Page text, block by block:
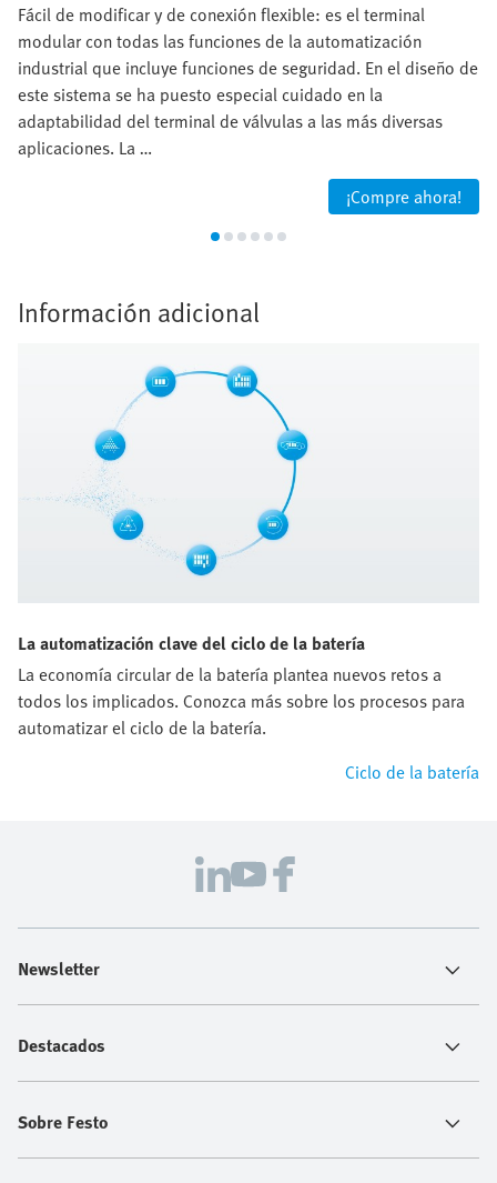
Fácil de modificar y de conexión flexible: es el terminal
modular con todas las funciones de la automatización
industrial que incluye funciones de seguridad. En el diseño de
este sistema se ha puesto especial cuidado en la
adaptabilidad del terminal de válvulas a las más diversas
aplicaciones. La …
¡Compre ahora!
Información adicional
La automatización clave del ciclo de la batería
La economía circular de la batería plantea nuevos retos a
todos los implicados. Conozca más sobre los procesos para
automatizar el ciclo de la batería.
Ciclo de la batería
Newsletter
Destacados
Sobre Festo